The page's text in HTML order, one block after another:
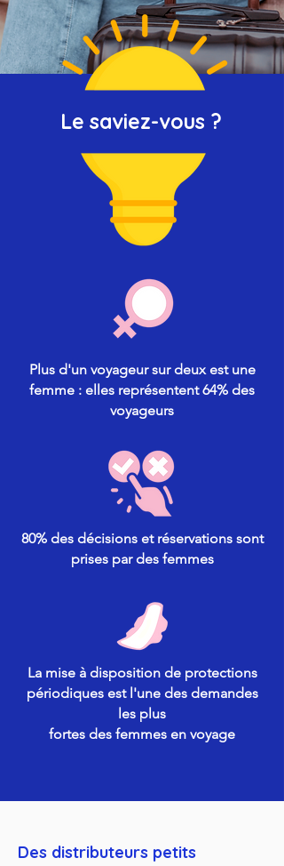
Le saviez-vous ?
Plus d'un voyageur sur deux est une
femme : elles représentent 64% des
voyageurs
80% des décisions et réservations sont
prises par des femmes
La mise à disposition de protections
périodiques est l'une des demandes
les plus
fortes des femmes en voyage
Des distributeurs petits